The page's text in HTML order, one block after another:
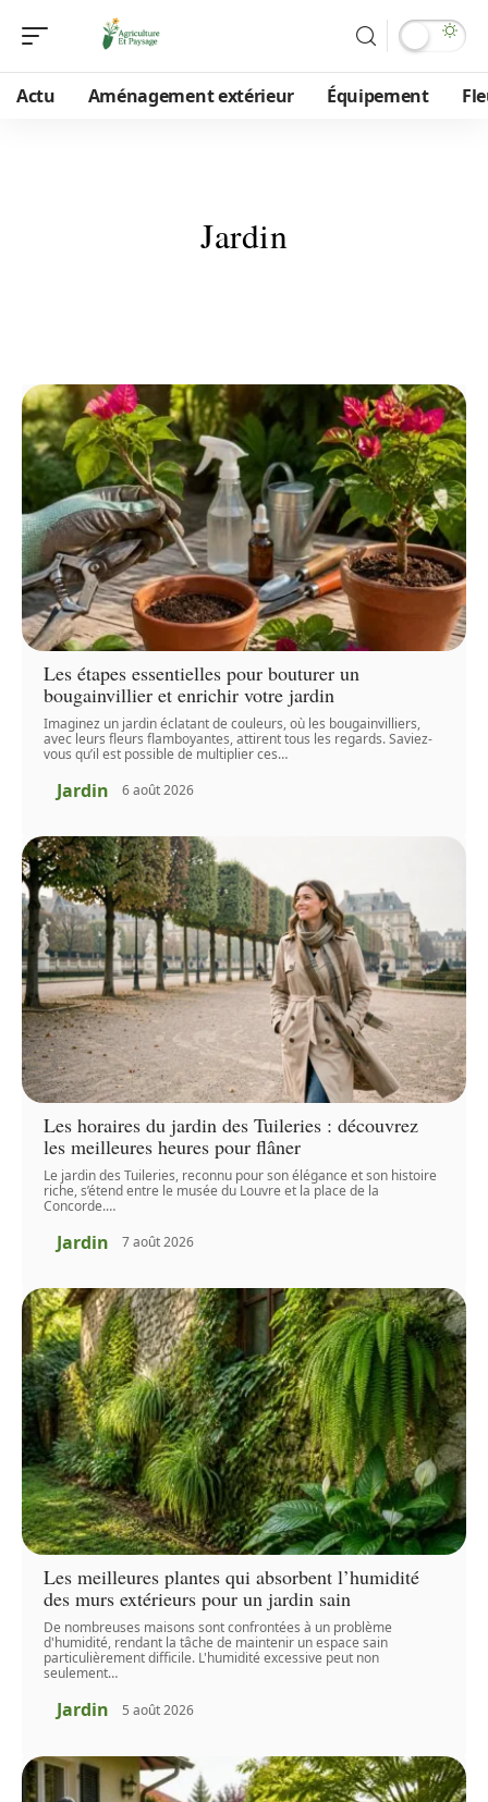
Actu Aménagement extérieur Équipement
Jardin
Les étapes essentielles pour bouturer un
bougainvillier et enrichir votre jardin
Imaginez un jardin éclatant de couleurs, où les bougainvilliers,
avec leurs fleurs flamboyantes, attirent tous les regards. Saviez-
vous qu’il est possible de multiplier ces…
Jardin 6 août 2026
Les horaires du jardin des Tuileries : découvrez
les meilleures heures pour flâner
Le jardin des Tuileries, reconnu pour son élégance et son histoire
riche, s’étend entre le musée du Louvre et la place de la
Concorde.…
Jardin 7 août 2026
Les meilleures plantes qui absorbent l’humidité
des murs extérieurs pour un jardin sain
De nombreuses maisons sont confrontées à un problème
d'humidité, rendant la tâche de maintenir un espace sain
particulièrement difficile. L'humidité excessive peut non
seulement…
Jardin 5 août 2026